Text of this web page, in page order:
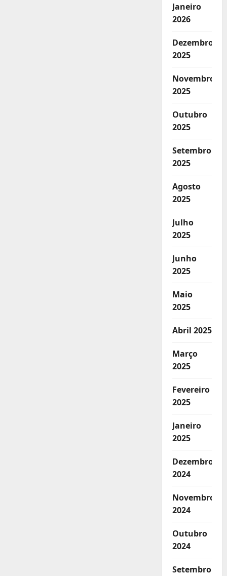
Janeiro
2026
Dezembro
2025
Novembro
2025
Outubro
2025
Setembro
2025
Agosto
2025
Julho
2025
Junho
2025
Maio
2025
Abril 2025
Março
2025
Fevereiro
2025
Janeiro
2025
Dezembro
2024
Novembro
2024
Outubro
2024
Setembro